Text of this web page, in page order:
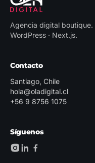
Agencia digital boutique.
WordPress · Next.js.
Contacto
Santiago, Chile
hola@oladigital.cl
+56 9 8756 1075
Síguenos